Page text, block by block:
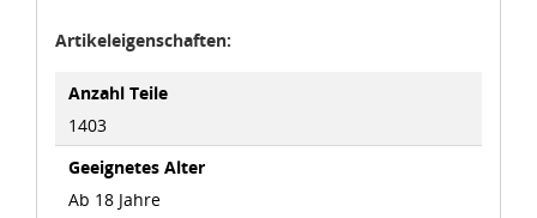
Artikeleigenschaften:
Anzahl Teile
1403
Geeignetes Alter
Ab 18 Jahre